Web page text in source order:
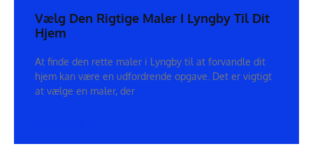
Vælg Den Rigtige Maler I Lyngby Til Dit
Hjem
At finde den rette maler i Lyngby til at forvandle dit
hjem kan være en udfordrende opgave. Det er vigtigt
at vælge en maler, der